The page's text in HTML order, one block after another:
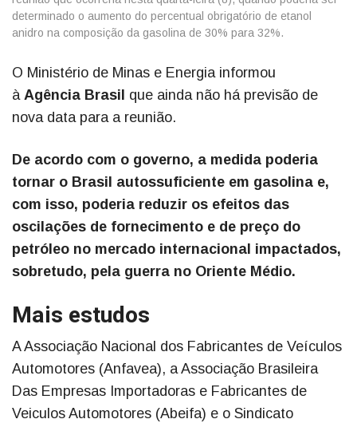
determinado o aumento do percentual obrigatório de etanol
anidro na composição da gasolina de 30% para 32%.
O Ministério de Minas e Energia informou
à Agência Brasil que ainda não há previsão de
nova data para a reunião.
De acordo com o governo, a medida poderia
tornar o Brasil autossuficiente em gasolina e,
com isso, poderia reduzir os efeitos das
oscilações de fornecimento e de preço do
petróleo no mercado internacional impactados,
sobretudo, pela guerra no Oriente Médio.
Mais estudos
A Associação Nacional dos Fabricantes de Veículos
Automotores (Anfavea), a Associação Brasileira
Das Empresas Importadoras e Fabricantes de
Veiculos Automotores (Abeifa) e o Sindicato